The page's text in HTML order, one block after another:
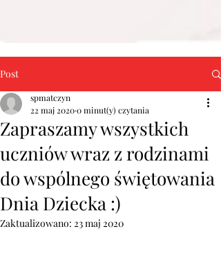
Post
Zapraszamy wszystkich
uczniów wraz z rodzinami
do wspólnego świętowania
Dnia Dziecka :)
spmatczyn
22 maj 20200 minut(y) czytania
Zaktualizowano: 23 maj 2020